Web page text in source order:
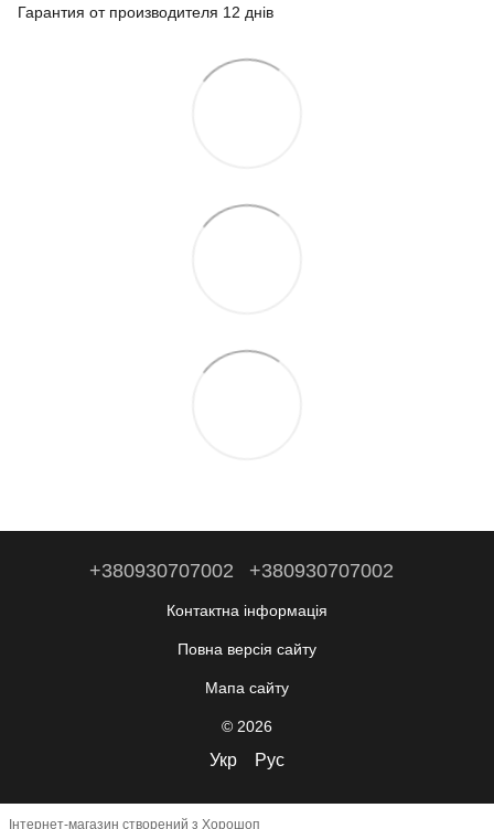
Гарантия от производителя 12 днів
+380930707002 +380930707002
Контактна інформація
Повна версія сайту
Мапа сайту
© 2026
Укр Рус
Інтернет-магазин створений з Хорошоп